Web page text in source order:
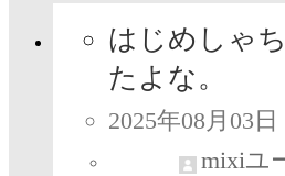
はじめしゃ
たよな。
2025年08月03日
mixiユ